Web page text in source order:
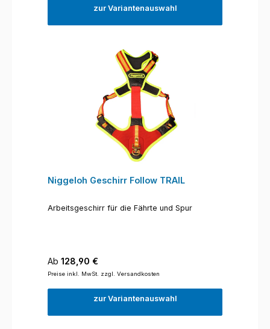
zur Variantenauswahl
Niggeloh Geschirr Follow TRAIL
Arbeitsgeschirr für die Fährte und Spur
Regulärer Preis:
Ab 128,90 €
Preise inkl. MwSt. zzgl. Versandkosten
zur Variantenauswahl